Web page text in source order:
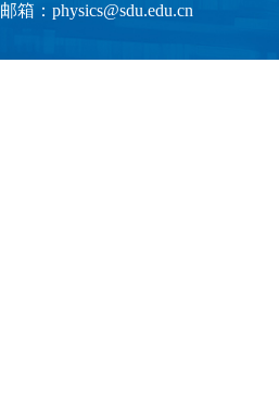
邮箱：physics@sdu.edu.cn